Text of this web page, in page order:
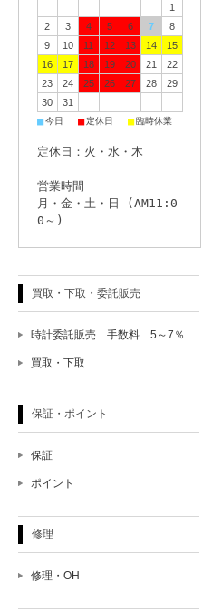
1
2
3 4 5 6 7
8
9
10 11 12 13 14
15
16
17 18 19 20 21
22
23
24 25 26 27 28
29
30
31
■今日 ■定休日 ■臨時休業
定休日：火・水・木
営業時間
月・金・土・日 (AM11:0
0～)
買取・下取・委託販売
時計委託販売 手数料 5～7％
買取・下取
保証・ポイント
保証
ポイント
修理
修理・OH